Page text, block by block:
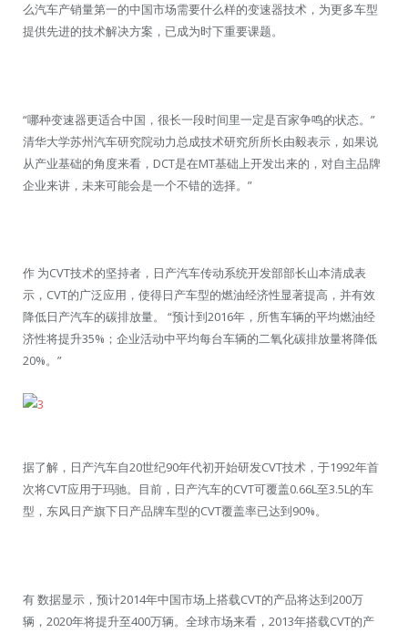
么汽车产销量第一的中国市场需要什么样的变速器技术，为更多车型
提供先进的技术解决方案，已成为时下重要课题。
“哪种变速器更适合中国，很长一段时间里一定是百家争鸣的状态。”
清华大学苏州汽车研究院动力总成技术研究所所长由毅表示，如果说
从产业基础的角度来看，DCT是在MT基础上开发出来的，对自主品牌
企业来讲，未来可能会是一个不错的选择。”
作 为CVT技术的坚持者，日产汽车传动系统开发部部长山本清成表
示，CVT的广泛应用，使得日产车型的燃油经济性显著提高，并有效
降低日产汽车的碳排放量。 “预计到2016年，所售车辆的平均燃油经
济性将提升35%；企业活动中平均每台车辆的二氧化碳排放量将降低
20%。”
据了解，日产汽车自20世纪90年代初开始研发CVT技术，于1992年首
次将CVT应用于玛驰。目前，日产汽车的CVT可覆盖0.66L至3.5L的车
型，东风日产旗下日产品牌车型的CVT覆盖率已达到90%。
有 数据显示，预计2014年中国市场上搭载CVT的产品将达到200万
辆，2020年将提升至400万辆。全球市场来看，2013年搭载CVT的产